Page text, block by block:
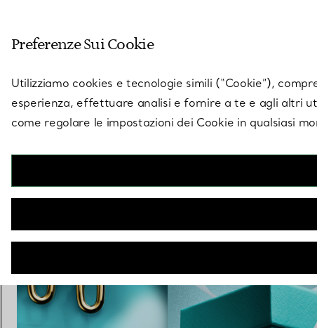
Preferenze Sui Cookie
Utilizziamo cookies e tecnologie simili (“Cookie”),
esperienza, effettuare analisi e fornire a te e agli altri
come regolare le impostazioni dei Cookie in qualsiasi